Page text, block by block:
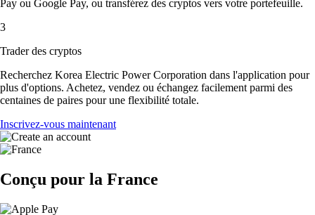
Pay ou Google Pay, ou transférez des cryptos vers votre portefeuille.
3
Trader des cryptos
Recherchez Korea Electric Power Corporation dans l'application pour
plus d'options. Achetez, vendez ou échangez facilement parmi des
centaines de paires pour une flexibilité totale.
Inscrivez-vous maintenant
Conçu pour la France